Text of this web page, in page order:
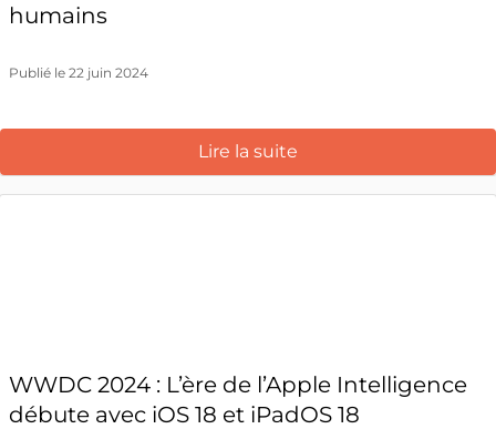
humains
Publié le 22 juin 2024
Lire la suite
WWDC 2024 : L’ère de l’Apple Intelligence
débute avec iOS 18 et iPadOS 18